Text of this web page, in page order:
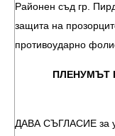
Районен съд гр.
защита на
противоударно
ПЛЕНУМЪТ
ДАВА СЪГЛАСИЕ за